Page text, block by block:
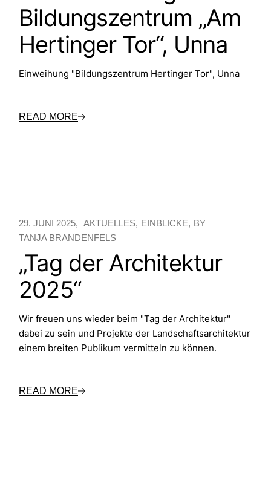
Bildungszentrum „Am
Hertinger Tor“, Unna
Einweihung "Bildungszentrum Hertinger Tor", Unna
READ MORE
29. JUNI 2025 AKTUELLES EINBLICKE
BY
TANJA BRANDENFELS
„Tag der Architektur
2025“
Wir freuen uns wieder beim "Tag der Architektur"
dabei zu sein und Projekte der Landschaftsarchitektur
einem breiten Publikum vermitteln zu können.
READ MORE